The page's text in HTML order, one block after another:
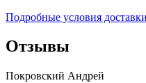
Подробные условия
Отзывы
Покровский Андрей